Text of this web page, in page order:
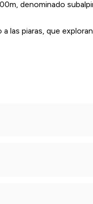
denominado
piaras, que